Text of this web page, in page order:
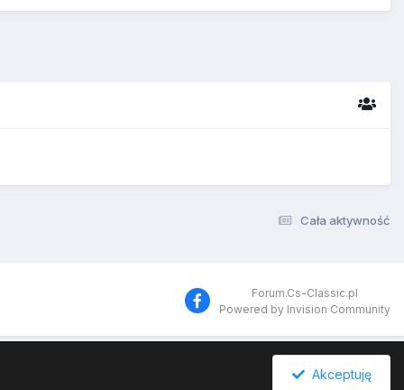
Cała aktywność
Forum.Cs-Classic.pl
Powered by Invision Community
Akceptuję